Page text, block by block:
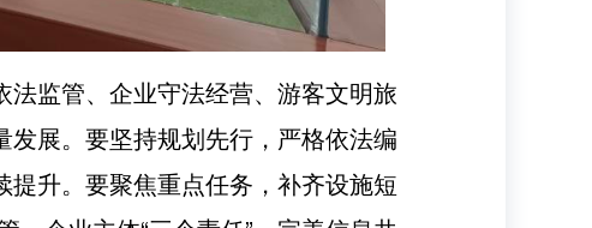
监管、企业守法经营、游客文明旅
展。要坚持规划先行，严格依法编
升。要聚焦重点任务，补齐设施短